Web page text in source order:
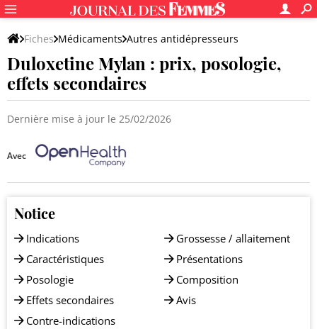
Fiches Médicaments Autres antidépresseurs
Duloxetine Mylan : prix, posologie,
effets secondaires
Dernière mise à jour le 25/02/2026
Avec
Notice
Indications
Caractéristiques
Posologie
Effets secondaires
Contre-indications
Grossesse / allaitement
Présentations
Composition
Avis